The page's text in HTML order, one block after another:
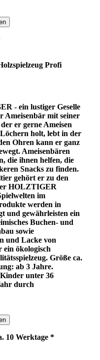
- ein lustiger Geselle
Ameisenbär mit seiner
er gerne Ameisen
holt, lebt in der
Ohren kann er ganz
Ameisenbären
die ihnen helfen, die
Snacks zu finden.
gehört er zu den
HOLZTIGER
im
werden in
und gewährleisten ein
Buchen- und
sowie
und Lacke von
ein ökologisch
Größe ca.
ab 3 Jahre.
unter 36
durch
10 Werktage *